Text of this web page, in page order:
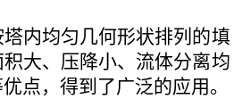
内均匀几何形状排列的填
大、压降小、流体分离均
点，得到了广泛的应用。